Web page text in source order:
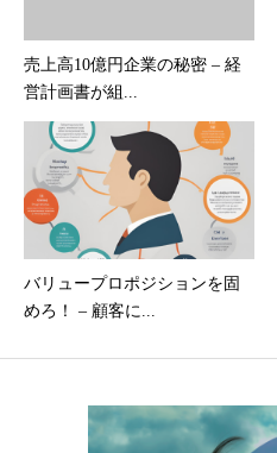
売上高10億円企業の秘密 – 経
営計画書が組...
バリュープロポジションを固
めろ！ – 顧客に...